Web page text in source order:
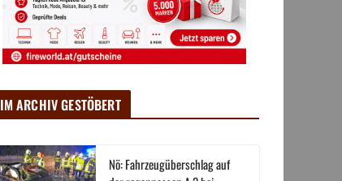
IM ARCHIV GESTÖBERT
Nö: Fahrzeugüberschlag auf